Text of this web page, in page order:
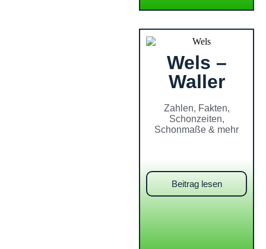
Wels –
Waller
Zahlen, Fakten,
Schonzeiten,
Schonmaße & mehr
Beitrag lesen